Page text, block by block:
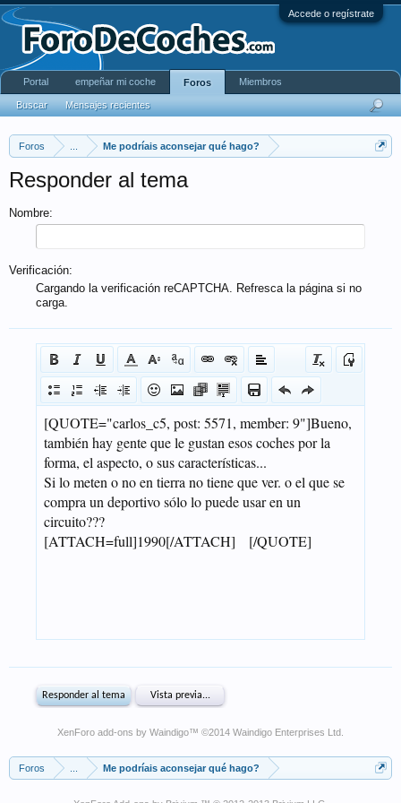
Accede o regístrate
Foros Me podríais aconsejar qué hago?
Responder al tema
Nombre:
Verificación:
Cargando la verificación reCAPTCHA. Refresca la página si no
carga.
XenForo add-ons by Waindigo™ ©2014 Waindigo Enterprises Ltd
Foros Me podríais aconsejar qué hago?
Portal empeñar mi coche Foros
Buscar Mensajes recientes
Miembros